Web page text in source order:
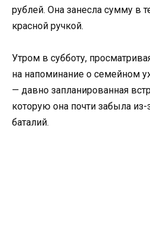
рублей. Она занесла сумму в
красной ручкой.
Утром в субботу,
на напоминание о семейном
— давно запланированная
которую она почти забыла
баталий.